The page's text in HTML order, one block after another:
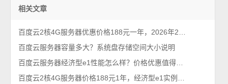
相关文章
百度云2核4G服务器优惠价格188元一年，2026年2月最新BCC云服务器
百度云服务器容量多大？系统盘存储空间大小说明
百度云服务器经济型e1性能怎么样？价格优惠值得买吗？
百度云2核4G服务器价格188元1年，经济型e1实例40G系统盘